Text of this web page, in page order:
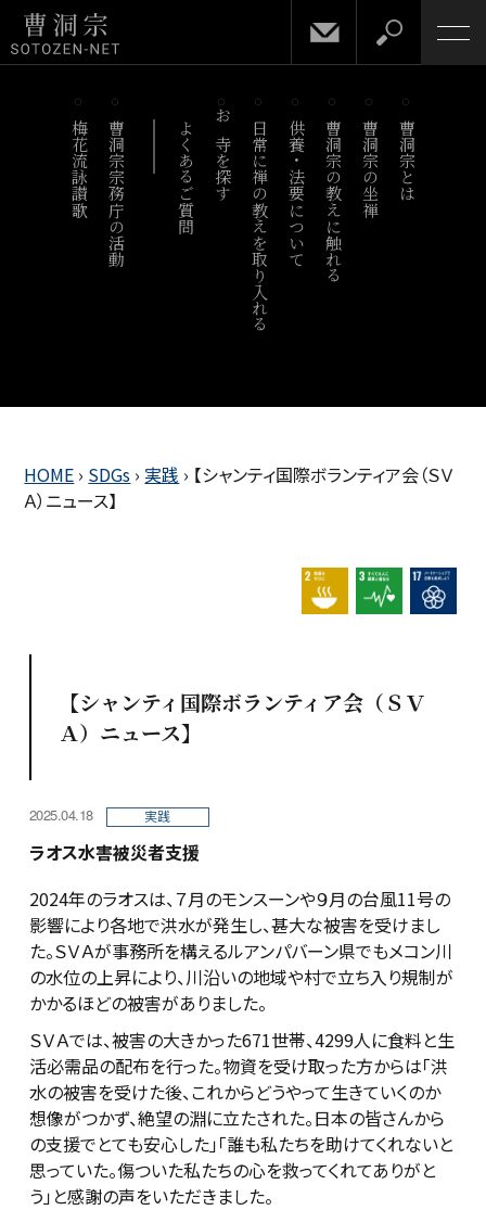
梅花流詠讃歌 曹洞宗宗務庁の活動 よくあるご質問 お寺を探す 日常に禅の教えを取り入れる供養・法要について曹洞宗の教えに触れる 曹洞宗の坐禅 曹洞宗とは
HOME › SDGs › 実践 › 【シャンティ国際ボランティア会（ＳＶ
Ａ）ニュース】
2.飢餓をゼロに
3.すべて
【シャンティ国際ボランティア会（ＳＶ
Ａ）ニュース】
2025.04.18 実践
ラオス水害被災者支援
2024年のラオスは、７月のモンスーンや９月の台風11号の
影響により各地で洪水が発生し、甚大な被害を受けまし
た。ＳＶＡが事務所を構えるルアンパバーン県でもメコン川
の水位の上昇により、川沿いの地域や村で立ち入り規制が
かかるほどの被害がありました。
ＳＶＡでは、被害の大きかった671世帯、4299人に食料と生
活必需品の配布を行った。物資を受け取った方からは「洪
水の被害を受けた後、これからどうやって生きていくのか
想像がつかず、絶望の淵に立たされた。日本の皆さんから
の支援でとても安心した」「誰も私たちを助けてくれないと
思っていた。傷ついた私たちの心を救ってくれてありがと
う」と感謝の声をいただきました。